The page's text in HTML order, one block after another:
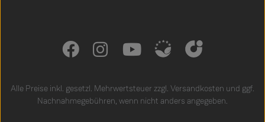
Alle Preise inkl. gesetzl. Mehrwertsteuer zzgl. Versandkosten und ggf.
Nachnahmegebühren, wenn nicht anders angegeben.